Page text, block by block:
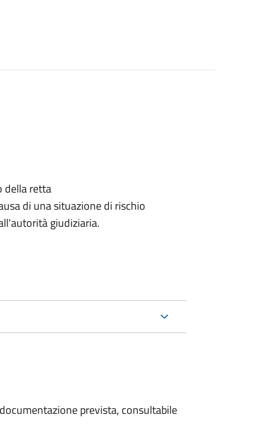
della retta
di una situazione di rischio
giudiziaria.
prevista, consultabile